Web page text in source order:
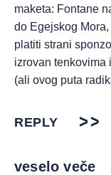
maketa: Fontane
do Egejskog
platiti strani
izrovan tenkovima
(ali ovog puta
REPLY
veselo veče